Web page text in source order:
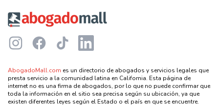
InstagramFacebookTikTok LinkedIn
AbogadoMall.com es un directorio de abogados y servicios legales que
presta servicio a la comunidad latina en California. Esta página de
internet no es una firma de abogados, por lo que no puede confirmar que
toda la información en el sitio sea precisa según su ubicación, ya que
existen diferentes leyes según el Estado o el país en que se encuentre.